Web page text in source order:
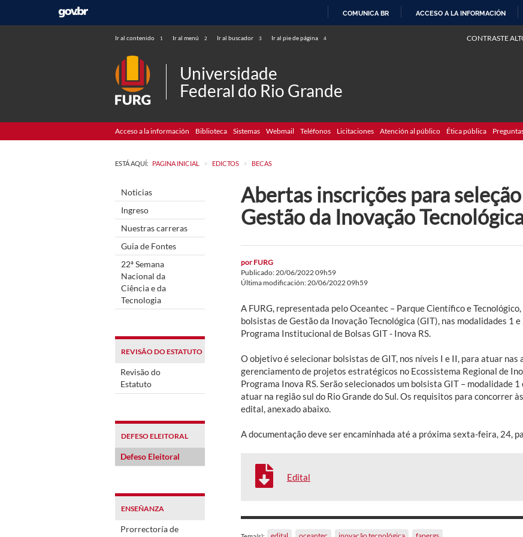
COMUNICA BR ACCESO A LA INFORMACIÓN
Ir al contenido 1 Ir al menú 2 Ir al buscador 3 Ir al pie de página 4 CONTRASTE
Universidade
Federal do Rio Grande
Acceso a la información Biblioteca Sistemas Webmail Teléfonos Licitaciones Atención al público Ética pública
ESTÁ AQUÍ: PAGINA INICIAL > EDICTOS > BECAS
Noticias
Ingreso
Nuestras carreras
Guia de Fontes
22ª Semana
Nacional da
Ciência e da
Tecnologia
REVISÃO DO ESTATUTO
Revisão do
Estatuto
DEFESO ELEITORAL
Defeso Eleitoral
ENSEÑANZA
Prorrectoría de
Abertas inscrições para
Gestão da Inovação
por FURG
Publicado: 20/06/2022 09h59
Última modificación: 20/06/2022 09h59
A FURG, representada pelo Oceantec – Parque Científico e
bolsistas de Gestão da Inovação Tecnológica (GIT), nas modalidades 1
Programa Institucional de Bolsas GIT - Inova RS.
O objetivo é selecionar bolsistas de GIT, nos níveis I e II, para atuar
gerenciamento de projetos estratégicos no Ecossistema Regional de
Programa Inova RS. Serão selecionados um bolsista GIT – modalidade
atuar na região sul do Rio Grande do Sul. Os requisitos para concorrer
edital, anexado abaixo.
A documentação deve ser encaminhada até a próxima sexta-feira, 24,
Edital